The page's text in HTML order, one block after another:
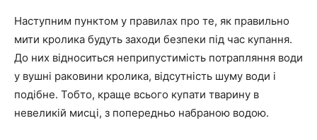
Наступним пунктом у правилах про те, як правильно
мити кролика будуть заходи безпеки під час купання.
До них відноситься неприпустимість потрапляння води
у вушні раковини кролика, відсутність шуму води і
подібне. Тобто, краще всього купати тварину в
невеликій мисці, з попередньо набраною водою.